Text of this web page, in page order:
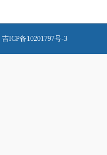
吉ICP备10201797号-3